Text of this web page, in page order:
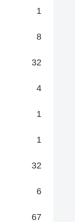
1
8
32
4
1
1
32
6
67